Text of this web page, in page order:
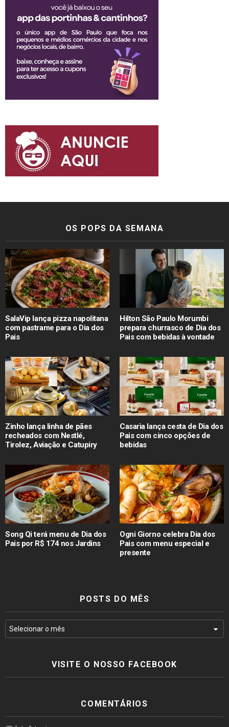
OS POPS DA SEMANA
SalaVip lança pizza napolitana
com pastrame para o Dia dos
Pais
Hilton São Paulo Morumbi
prepara churrasco de Dia dos
Pais com bebidas à vontade
Zinho lança linha de pães
recheados com Nestlé,
Tirolez, Aviação e Catupiry
Casarìa lança cesta de Dia dos
Pais com cinco opções de
bebidas
Song Qi terá menu de Dia dos
Pais por R$ 174 nos Jardins
Ogni Giorno celebra Dia dos
Pais com menu especial e
presente
POSTS DO MÊS
VISITE O NOSSO FACEBOOK
COMENTÁRIOS